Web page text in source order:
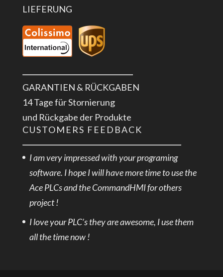
LIEFERUNG
GARANTIEN & RÜCKGABEN
14 Tage für Stornierung
und Rückgabe der Produkte
CUSTOMERS FEEDBACK
I am very impressed with your programing
software. I hope I will have more time to use the
Ace PLCs and the CommandHMI for others
project !
I love your PLC’s they are awesome, I use them
all the time now !